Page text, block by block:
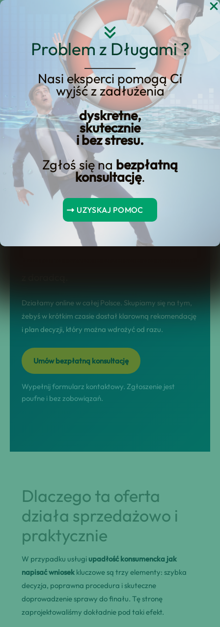
Problem z Długami ?
Nasi eksperci pomogą Ci
wyjść z zadłużenia
dyskretne,
skutecznie
i bez stresu.
Zgłoś się na bezpłatną
konsultację.
UZYSKAJ POMOC
Przejdź
KREDYT123.PL – OFERTA SPRZEDAŻOWA
upadłość konsumencka
jak napisać wniosek
Jeśli rozważasz upadłość konsumencka
jak napisać wniosek, potrzebujesz
konkretnej oferty sprzedażowej, a nie
ogólników. Na tej stronie dostajesz jasny
model współpracy, realne scenariusze
Działamy online w całej Polsce. Skupiamy się na tym,
żebyś w krótkim czasie dostał klarowną rekomendację
i plan decyzji, który można wdrożyć od razu.
Umów bezpłatną konsultację
Wypełnij formularz kontaktowy. Zgłoszenie jest
poufne i bez zobowiązań.
Dlaczego ta oferta
działa sprzedażowo i
praktycznie
W przypadku usługi upadłość konsumencka jak
napisać wniosek kluczowe są trzy elementy: szybka
decyzja, poprawna procedura i skuteczne
doprowadzenie sprawy do finału. Tę stronę
zaprojektowaliśmy dokładnie pod taki efekt.